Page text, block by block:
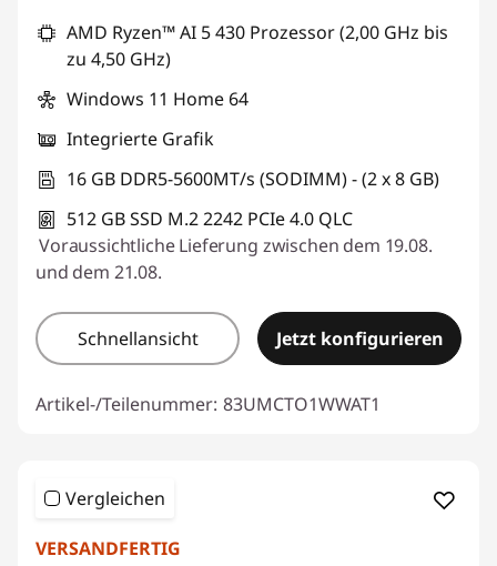
AMD Ryzen™ AI 5 430 Prozessor (2,00 GHz bis
zu 4,50 GHz)
Windows 11 Home 64
Integrierte Grafik
16 GB DDR5-5600MT/s (SODIMM) - (2 x 8 GB)
512 GB SSD M.2 2242 PCIe 4.0 QLC
Voraussichtliche Lieferung zwischen dem 19.08.
und dem 21.08.
Schnellansicht Jetzt konfigurieren
Artikel-/Teilenummer: 83UMCTO1WWAT1
Vergleichen
VERSANDFERTIG